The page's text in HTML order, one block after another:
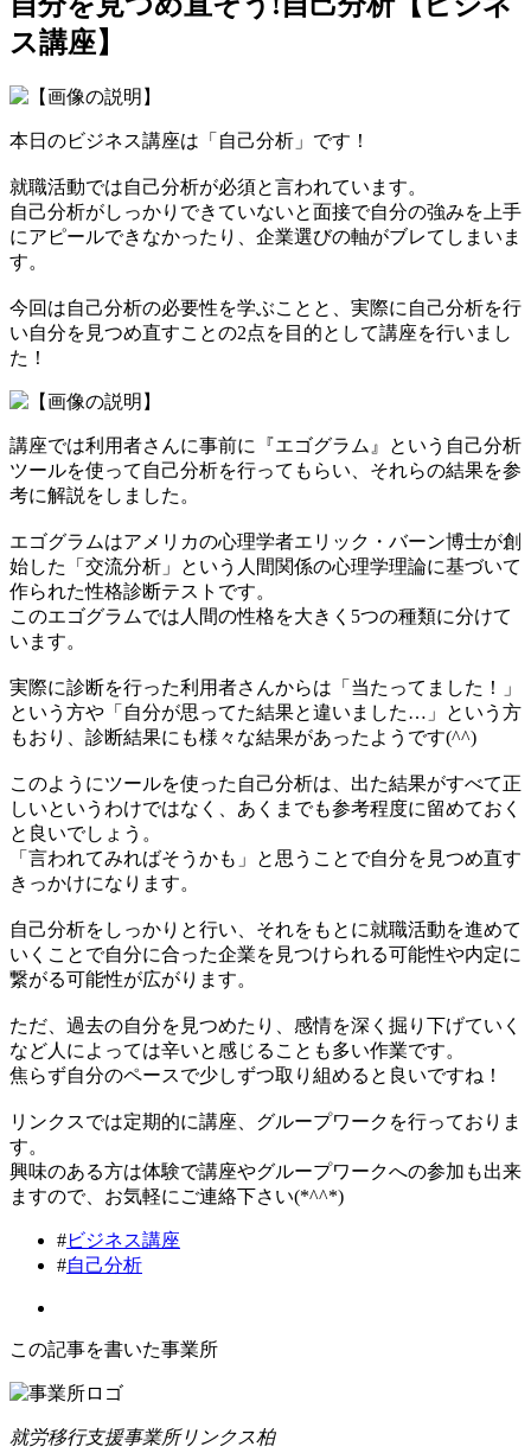
ス講座】
本日のビジネス講座は「自己分析」です！
就職活動では自己分析が必須と言われています。
自己分析がしっかりできていないと面接で自分の強みを上手
にアピールできなかったり、企業選びの軸がブレてしまいま
す。
今回は自己分析の必要性を学ぶことと、実際に自己分析を行
い自分を見つめ直すことの2点を目的として講座を行いまし
た！
講座では利用者さんに事前に『エゴグラム』という自己分析
ツールを使って自己分析を行ってもらい、それらの結果を参
考に解説をしました。
エゴグラムはアメリカの心理学者エリック・バーン博士が創
始した「交流分析」という人間関係の心理学理論に基づいて
作られた性格診断テストです。
このエゴグラムでは人間の性格を大きく5つの種類に分けて
います。
実際に診断を行った利用者さんからは「当たってました！」
という方や「自分が思ってた結果と違いました…」という方
もおり、診断結果にも様々な結果があったようです(^^)
このようにツールを使った自己分析は、出た結果がすべて正
しいというわけではなく、あくまでも参考程度に留めておく
と良いでしょう。
「言われてみればそうかも」と思うことで自分を見つめ直す
きっかけになります。
自己分析をしっかりと行い、それをもとに就職活動を進めて
いくことで自分に合った企業を見つけられる可能性や内定に
繋がる可能性が広がります。
ただ、過去の自分を見つめたり、感情を深く掘り下げていく
など人によっては辛いと感じることも多い作業です。
焦らず自分のペースで少しずつ取り組めると良いですね！
リンクスでは定期的に講座、グループワークを行っておりま
す。
興味のある方は体験で講座やグループワークへの参加も出来
ますので、お気軽にご連絡下さい(*^^*)
#ビジネス講座
#自己分析
この記事を書いた事業所
就労移行支援事業所リンクス柏